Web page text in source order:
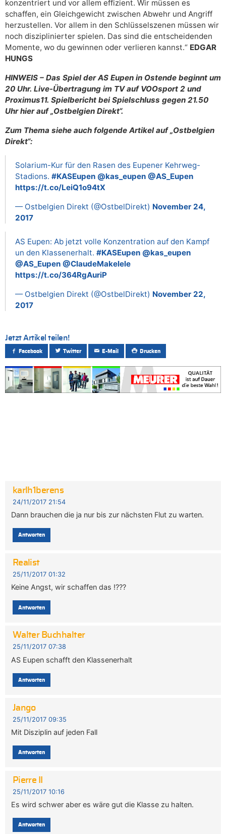
konzentriert und vor allem effizient. Wir müssen es
schaffen, ein Gleichgewicht zwischen Abwehr und Angriff
herzustellen. Vor allem in den Schlüsselszenen müssen wir
noch disziplinierter spielen. Das sind die entscheidenden
Momente, wo du gewinnen oder verlieren kannst.“ EDGAR
HUNGS
HINWEIS – Das Spiel der AS Eupen in Ostende beginnt um
20 Uhr. Live-Übertragung im TV auf VOOsport 2 und
Proximus11. Spielbericht bei Spielschluss gegen 21.50
Uhr hier auf „Ostbelgien Direkt“.
Zum Thema siehe auch folgende Artikel auf „Ostbelgien
Direkt“:
Solarium-Kur für den Rasen des Eupener Kehrweg-
Stadions. #KASEupen @kas_eupen @AS_Eupen
https://t.co/LeiQ1o94tX
— Ostbelgien Direkt (@OstbelDirekt) November 24,
2017
AS Eupen: Ab jetzt volle Konzentration auf den Kampf
un den Klassenerhalt. #KASEupen @kas_eupen
@AS_Eupen @ClaudeMakelele
https://t.co/364RgAuriP
— Ostbelgien Direkt (@OstbelDirekt) November 22,
2017
Jetzt Artikel teilen!
Facebook Twitter E-Mail Drucken
karlh1berens
24/11/2017 21:54
Dann brauchen die ja nur bis zur nächsten Flut zu warten.
Antworten
Realist
25/11/2017 01:32
Keine Angst, wir schaffen das !???
Antworten
Walter Buchhalter
25/11/2017 07:38
AS Eupen schafft den Klassenerhalt
Antworten
Jango
25/11/2017 09:35
Mit Disziplin auf jeden Fall
Antworten
Pierre II
25/11/2017 10:16
Es wird schwer aber es wäre gut die Klasse zu halten.
Antworten